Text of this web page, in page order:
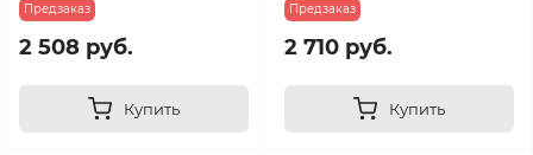
Предзаказ
2 508 руб.
Купить
Предзаказ
2 710 руб.
Купить